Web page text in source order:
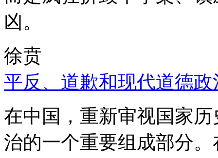
凶。
徐贲
平反、道歉和现代道德政
在中国，重新审视国家
治的一个重要组成部分